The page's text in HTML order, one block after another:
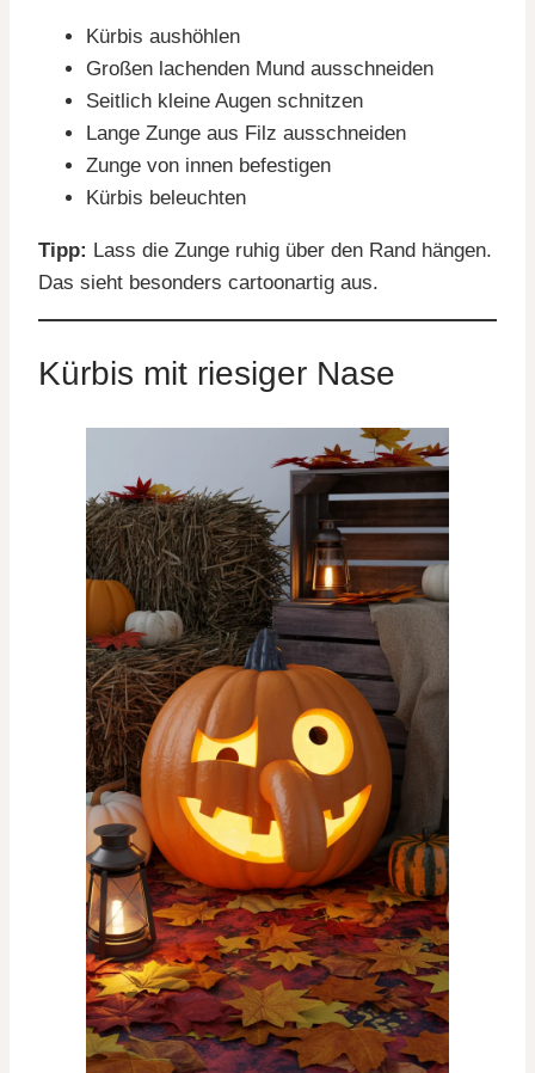
Kürbis aushöhlen
Großen lachenden Mund ausschneiden
Seitlich kleine Augen schnitzen
Lange Zunge aus Filz ausschneiden
Zunge von innen befestigen
Kürbis beleuchten
Tipp: Lass die Zunge ruhig über den Rand hängen.
Das sieht besonders cartoonartig aus.
Kürbis mit riesiger Nase